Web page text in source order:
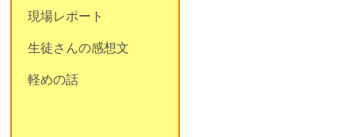
現場レポート
生徒さんの感想文
軽めの話